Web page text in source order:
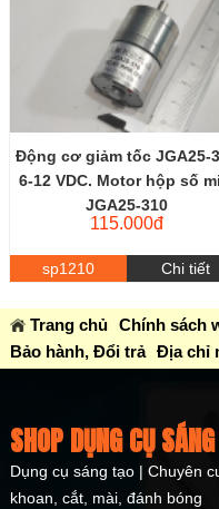
Động cơ giảm tốc JGA25-
6-12 VDC. Motor hộp số
JGA25-310
115.000đ
sp1210 Chi tiết
Trang chủ Chính sách
Bảo hành, Đổi trả Địa chỉ
SHOP DỤNG CỤ
Dụng cụ sáng tạo | Chuyên
khoan, cắt, mài, đánh bóng